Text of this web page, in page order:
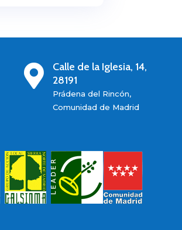

Calle de la Iglesia, 14,
28191
Prádena del Rincón,
Comunidad de Madrid